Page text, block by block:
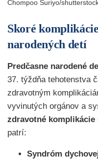
Chompoo Suriyo/
Skoré
narodených detí
Predčasne narodené
37. týždňa tehotenstva
zdravotným
vyvinutých orgánov a
zdravotné komplikácie
patrí:
Syndróm